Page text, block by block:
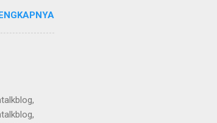
artikel
artikel